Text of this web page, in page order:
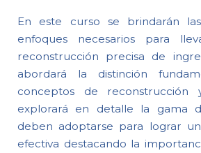
En este curso se brindarán
enfoques necesarios para
reconstrucción precisa de
abordará la distinción
conceptos de reconstrucción
explorará en detalle la gama
deben adoptarse para lograr
efectiva destacando la